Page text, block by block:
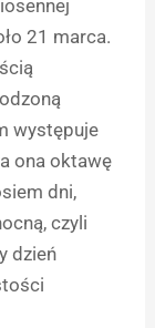
21 marca.
występuje
ona oktawę
dni,
czyli
dzień